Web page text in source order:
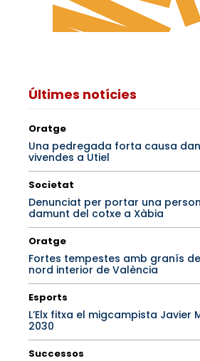
Últimes notícies
Oratge
Una pedregada forta causa
vivendes a Utiel
Societat
Denunciat per portar una
damunt del cotxe a Xàbia
Oratge
Fortes tempestes amb granís
nord interior de València
Esports
L’Elx fitxa el migcampista Javier
2030
Successos